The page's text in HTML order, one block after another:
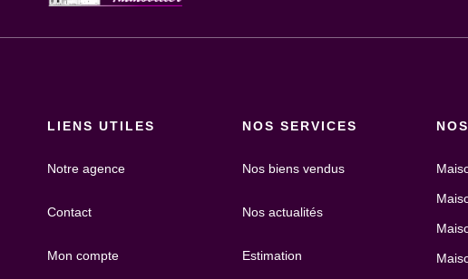
LIENS UTILES
Notre agence
Contact
Mon compte
NOS SERVICES
Nos biens vendus
Nos actualités
Estimation